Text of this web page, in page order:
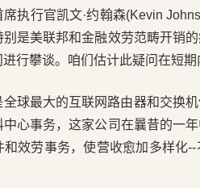
执行官凯文·约翰森(Kevin
是美联邦和金融效劳范畴开销
行攀谈。咱们估计此疑问在短期
全球最大的互联网路由器和交换
心事务，这家公司在曩昔的一
和效劳事务，使营收愈加多样化